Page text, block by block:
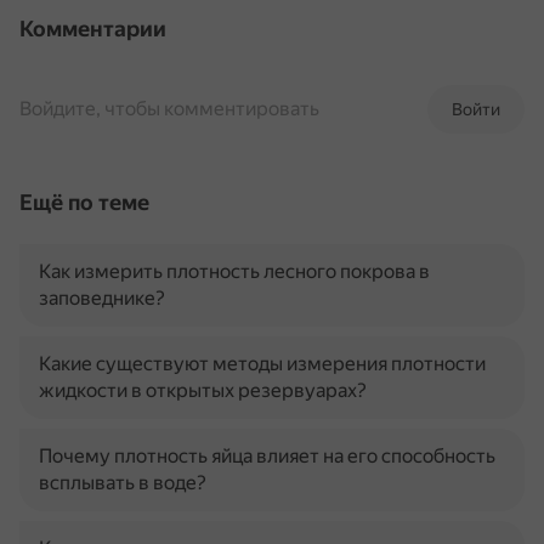
Комментарии
Войти
Войдите, чтобы комментировать
Ещё по теме
Как измерить плотность лесного покрова в
заповеднике?
Какие существуют методы измерения плотности
жидкости в открытых резервуарах?
Почему плотность яйца влияет на его способность
всплывать в воде?